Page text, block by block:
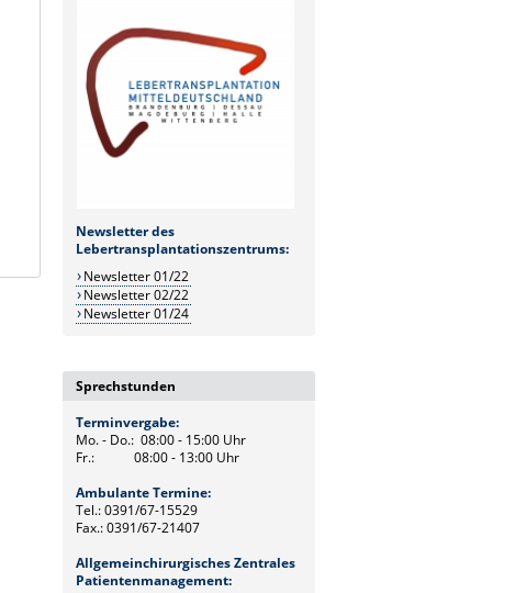
Newsletter des
Lebertransplantationszentrums:
Newsletter 01/22
Newsletter 02/22
Newsletter 01/24
Sprechstunden
Terminvergabe:
Mo. - Do.: 08:00 - 15:00 Uhr
Fr.: 08:00 - 13:00 Uhr
Ambulante Termine:
Tel.: 0391/67-15529
Fax.: 0391/67-21407
Allgemeinchirurgisches Zentrales
Patientenmanagement: